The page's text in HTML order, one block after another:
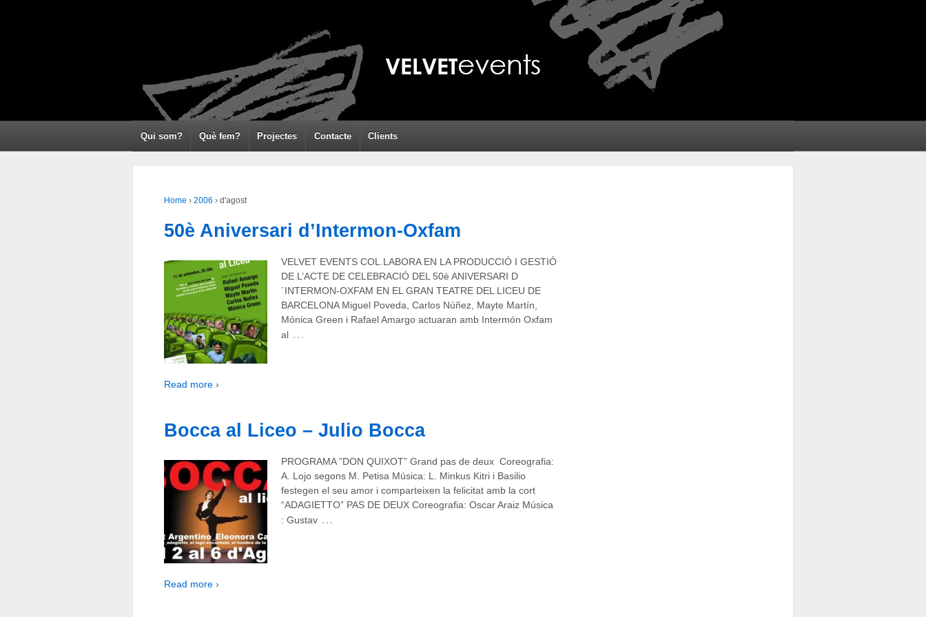
Qui som? Què fem? Projectes Contacte Clients
Home › 2006 › d'agost
50è Aniversari d’Intermon-Oxfam
VELVET EVENTS COL.LABORA EN LA PRODUCCIÓ I GESTIÓ
DE L’ACTE DE CELEBRACIÓ DEL 50è ANIVERSARI D
´INTERMON-OXFAM EN EL GRAN TEATRE DEL LICEU DE
BARCELONA Miguel Poveda, Carlos Núñez, Mayte Martín,
Mónica Green i Rafael Amargo actuaran amb Intermón Oxfam
al …
Read more ›
Bocca al Liceo – Julio Bocca
PROGRAMA ”DON QUIXOT” Grand pas de deux Coreografia:
A. Lojo segons M. Petisa Música: L. Minkus Kitri i Basilio
festegen el seu amor i comparteixen la felicitat amb la cort
“ADAGIETTO” PAS DE DEUX Coreografia: Oscar Araiz Música
: Gustav …
Read more ›